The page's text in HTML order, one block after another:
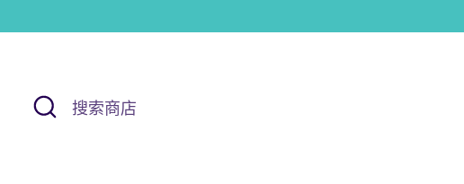
到
研
搜